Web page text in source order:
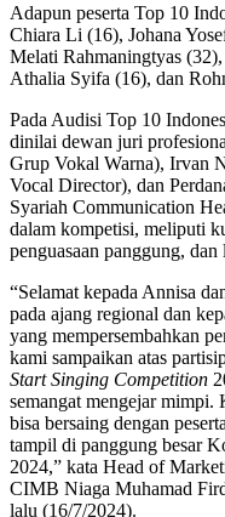
Adapun peserta Top 10
Chiara Li (16), Johana
Melati Rahmaningtyas
Athalia Syifa (16), dan
Pada Audisi Top 10
dinilai dewan juri
Grup Vokal Warna), Irvan
Vocal Director), dan
Syariah Communication
dalam kompetisi, meliputi
penguasaan panggung,
“Selamat kepada Annisa
pada ajang regional dan
yang mempersembahkan
kami sampaikan atas
Start Singing Competition
semangat mengejar mimpi.
bisa bersaing dengan
tampil di panggung besar
2024,” kata Head of
CIMB Niaga Muhamad
lalu (16/7/2024).